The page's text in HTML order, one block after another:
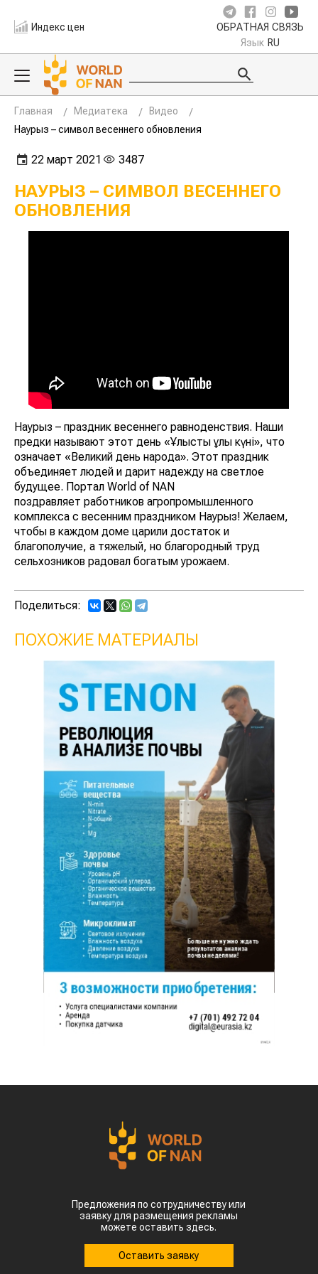
Индекс цен ОБРАТНАЯ СВЯЗЬ
Язык RU
Главная Медиатека
Видео
Наурыз – символ весеннего обновления
22 март 2021 3487
НАУРЫЗ – СИМВОЛ ВЕСЕННЕГО
ОБНОВЛЕНИЯ
Наурыз – праздник весеннего равноденствия. Наши
предки называют этот день «Ұлыстың ұлы күні», что
означает «Великий день народа». Этот праздник
объединяет людей и дарит надежду на светлое
будущее. Портал World of NAN
поздравляет работников агропромышленного
комплекса с весенним праздником Наурыз! Желаем,
чтобы в каждом доме царили достаток и
благополучие, а тяжелый, но благородный труд
сельхозников радовал богатым урожаем.
Поделиться:
ПОХОЖИЕ МАТЕРИАЛЫ
Предложения по сотрудничеству или
заявку для размещения рекламы
можете оставить здесь.
Оставить заявку